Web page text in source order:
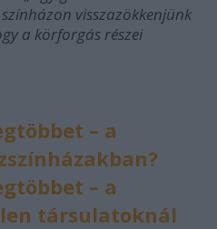
visszazökkenjünk
a körforgás részei
– a
– a
társulatoknál